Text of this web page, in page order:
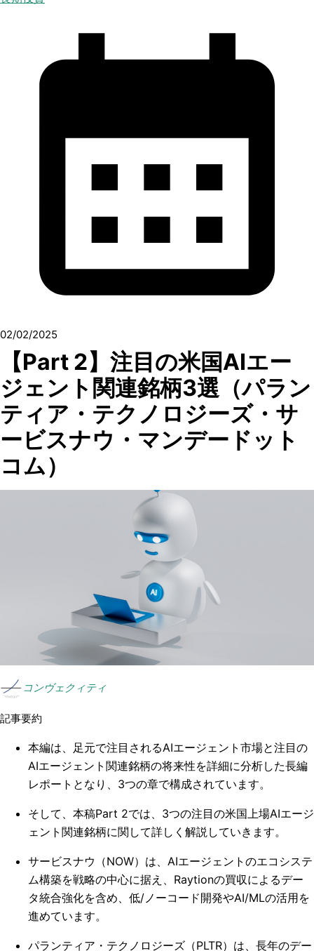
02/02/2025
【Part 2】注目の米国AIエー
ジェント関連銘柄3選（パラン
ティア・テクノロジーズ・サ
ービスナウ・マンデードット
コム）
コンヴェクィティ
記事要約
本編は、足元で注目されるAIエージェント市場と注目の
AIエージェント関連銘柄の将来性を詳細に分析した長編
レポートとなり、3つの章で構成されています。
そして、本稿Part 2では、3つの注目の米国上場AIエージ
ェント関連銘柄に関して詳しく解説していきます。
サービスナウ（NOW）は、AIエージェントのエコシステ
ム構築を戦略の中心に据え、Raytionの買収によるデー
タ統合強化を含め、低/ノーコード開発やAI/MLの活用を
進めています。
パランティア・テクノロジーズ（PLTR）は、長年のデー